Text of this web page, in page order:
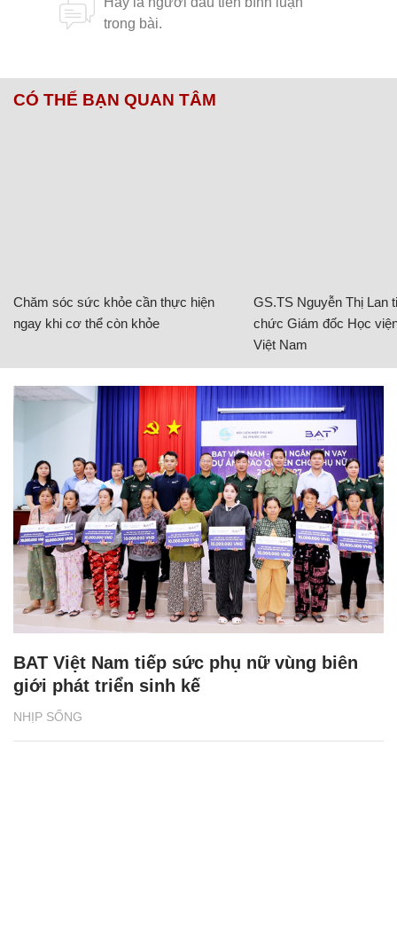
CÓ THỂ BẠN QUAN TÂM
Chăm sóc sức khỏe cần thực hiện
ngay khi cơ thể còn khỏe
GS.TS Nguyễn Thị Lan
chức Giám đốc Học
Việt Nam
NHỊP SỐNG
BAT Việt Nam tiếp sức phụ nữ vùng biên
giới phát triển sinh kế